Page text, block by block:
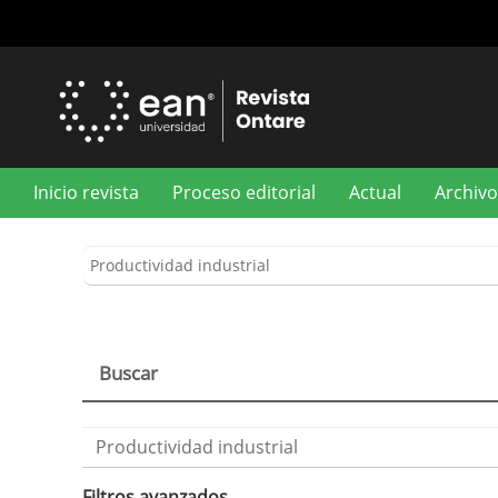
principal
Inicio revista Proceso editorial Actual
Buscar
Buscar
artículos
por